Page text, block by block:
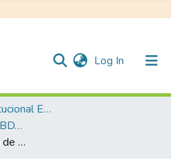
Log In (current)
Repositório Institucional EESC
Teses e Dissertações (BDTD USP)
Gestão do ciclo de vida de produtos por meio da avaliação e o monitoramento ambiental de processos de manufatura: procedimento e estudos de caso